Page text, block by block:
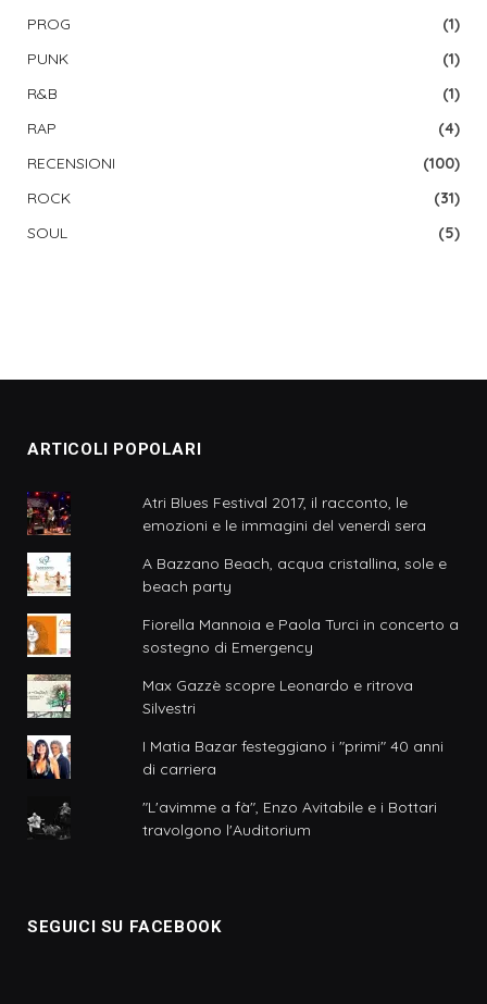
PROG
(1)
PUNK
(1)
R&B
(1)
RAP
(4)
RECENSIONI
(100)
ROCK
(31)
SOUL
(5)
ARTICOLI POPOLARI
Atri Blues Festival 2017, il racconto, le
emozioni e le immagini del venerdì sera
A Bazzano Beach, acqua cristallina, sole e
beach party
Fiorella Mannoia e Paola Turci in concerto a
sostegno di Emergency
Max Gazzè scopre Leonardo e ritrova
Silvestri
I Matia Bazar festeggiano i "primi" 40 anni
di carriera
"L'avimme a fà", Enzo Avitabile e i Bottari
travolgono l'Auditorium
SEGUICI SU FACEBOOK